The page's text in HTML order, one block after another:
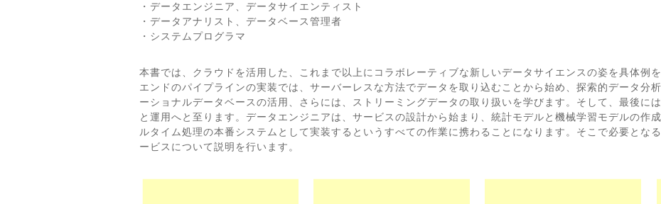
・データエンジニア、データサイエンティスト
・データアナリスト、データベース管理者
・システムプログラマ
本書では、クラウドを活用した、これまで以上にコラボレーティブな新しいデータサイエンスの姿を具体例
エンドのパイプラインの実装では、サーバーレスな方法でデータを取り込むことから始め、探索的データ分
ーショナルデータベースの活用、さらには、ストリーミングデータの取り扱いを学びます。そして、最後に
と運用へと至ります。データエンジニアは、サービスの設計から始まり、統計モデルと機械学習モデルの作
ルタイム処理の本番システムとして実装するというすべての作業に携わることになります。そこで必要とな
ービスについて説明を行います。